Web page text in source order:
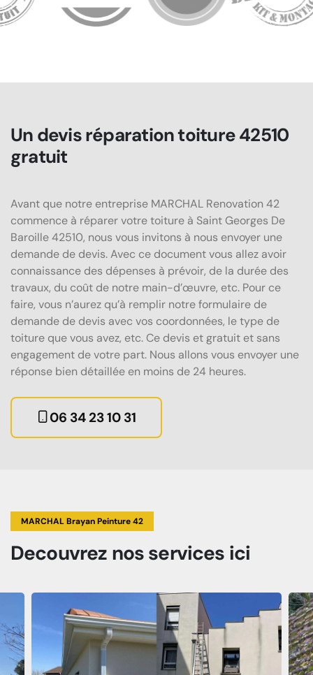
Un devis réparation toiture 42510
gratuit
Avant que notre entreprise MARCHAL Renovation 42
commence à réparer votre toiture à Saint Georges De
Baroille 42510, nous vous invitons à nous envoyer une
demande de devis. Avec ce document vous allez avoir
connaissance des dépenses à prévoir, de la durée des
travaux, du coût de notre main-d’œuvre, etc. Pour ce
faire, vous n’aurez qu’à remplir notre formulaire de
demande de devis avec vos coordonnées, le type de
toiture que vous avez, etc. Ce devis et gratuit et sans
engagement de votre part. Nous allons vous envoyer une
réponse bien détaillée en moins de 24 heures.
06 34 23 10 31
MARCHAL Brayan Peinture 42
Decouvrez nos services ici